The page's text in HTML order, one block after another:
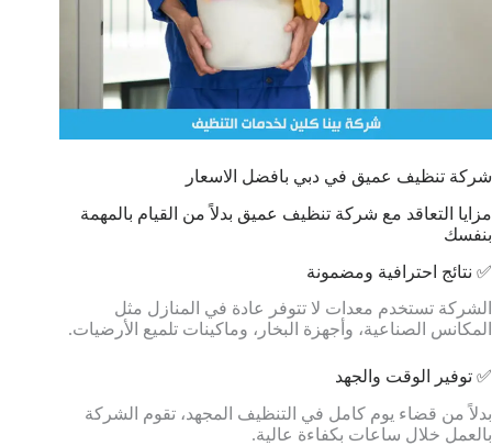
شركة تنظيف عميق في دبي بافضل الاسعار
مزايا التعاقد مع شركة تنظيف عميق بدلاً من القيام بالمهمة
بنفسك
✅ نتائج احترافية ومضمونة
الشركة تستخدم معدات لا تتوفر عادة في المنازل مثل
المكانس الصناعية، وأجهزة البخار، وماكينات تلميع الأرضيات.
✅ توفير الوقت والجهد
بدلاً من قضاء يوم كامل في التنظيف المجهد، تقوم الشركة
بالعمل خلال ساعات بكفاءة عالية.